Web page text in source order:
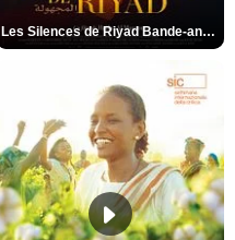
Les Silences de Riyad Bande-annonce VO STFR